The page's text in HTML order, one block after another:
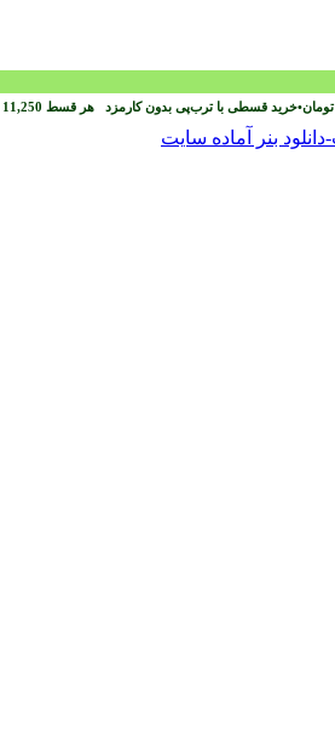
تومان•خرید قسطی با ترب‌پی بدون کارمزد هر قسط 11,250